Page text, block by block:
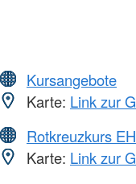
Kursangebote
Karte: Link zur
Rotkreuzkurs
Karte: Link zur